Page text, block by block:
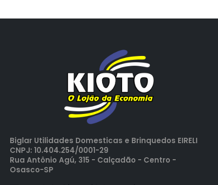
Biglar Utilidades Domesticas e Brinquedos EIRELI
CNPJ: 10.404.254/0001-29
Rua Antônio Agú, 315 - Calçadão - Centro -
Osasco-SP